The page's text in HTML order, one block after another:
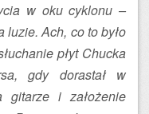
w oku cyklonu –
Ach, co to było
płyt Chucka
gdy dorastał w
gitarze i założenie